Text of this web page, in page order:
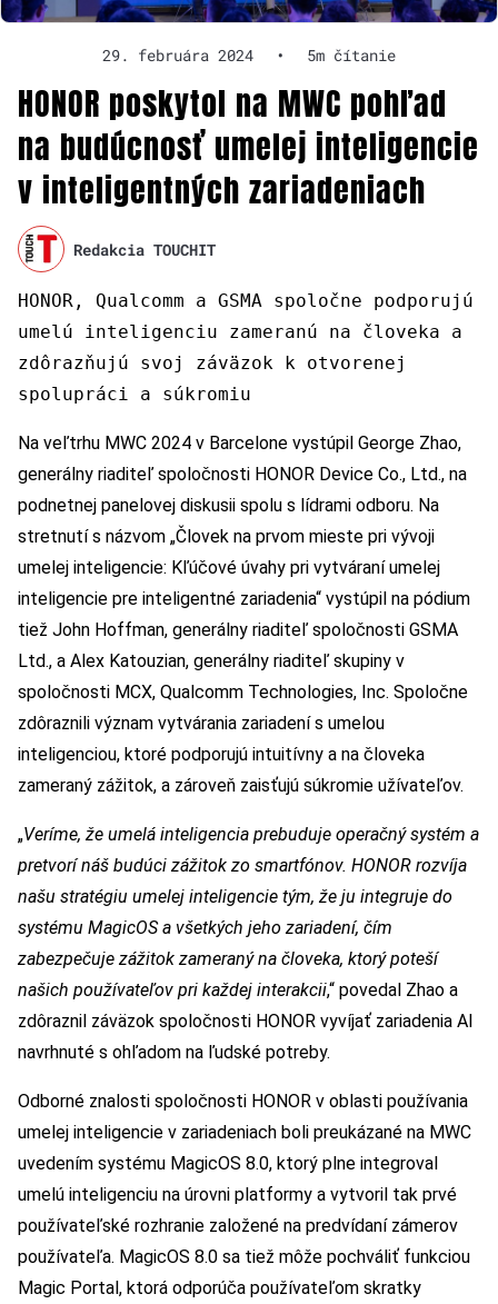
29. februára 2024 • 5m čítanie
HONOR poskytol na MWC pohľad
na budúcnosť umelej inteligencie
v inteligentných zariadeniach
Redakcia TOUCHIT
HONOR, Qualcomm a GSMA spoločne podporujú
umelú inteligenciu zameranú na človeka a
zdôrazňujú svoj záväzok k otvorenej
spolupráci a súkromiu
Na veľtrhu MWC 2024 v Barcelone vystúpil George Zhao,
generálny riaditeľ spoločnosti HONOR Device Co., Ltd., na
podnetnej panelovej diskusii spolu s lídrami odboru. Na
stretnutí s názvom „Človek na prvom mieste pri vývoji
umelej inteligencie: Kľúčové úvahy pri vytváraní umelej
inteligencie pre inteligentné zariadenia“ vystúpil na pódium
tiež John Hoffman, generálny riaditeľ spoločnosti GSMA
Ltd., a Alex Katouzian, generálny riaditeľ skupiny v
spoločnosti MCX, Qualcomm Technologies, Inc. Spoločne
zdôraznili význam vytvárania zariadení s umelou
inteligenciou, ktoré podporujú intuitívny a na človeka
zameraný zážitok, a zároveň zaisťujú súkromie užívateľov.
„Veríme, že umelá inteligencia prebuduje operačný systém a
pretvorí náš budúci zážitok zo smartfónov. HONOR rozvíja
našu stratégiu umelej inteligencie tým, že ju integruje do
systému MagicOS a všetkých jeho zariadení, čím
zabezpečuje zážitok zameraný na človeka, ktorý poteší
našich používateľov pri každej interakcii,“ povedal Zhao a
zdôraznil záväzok spoločnosti HONOR vyvíjať zariadenia AI
navrhnuté s ohľadom na ľudské potreby.
Odborné znalosti spoločnosti HONOR v oblasti používania
umelej inteligencie v zariadeniach boli preukázané na MWC
uvedením systému MagicOS 8.0, ktorý plne integroval
umelú inteligenciu na úrovni platformy a vytvoril tak prvé
používateľské rozhranie založené na predvídaní zámerov
používateľa. MagicOS 8.0 sa tiež môže pochváliť funkciou
Magic Portal, ktorá odporúča používateľom skratky